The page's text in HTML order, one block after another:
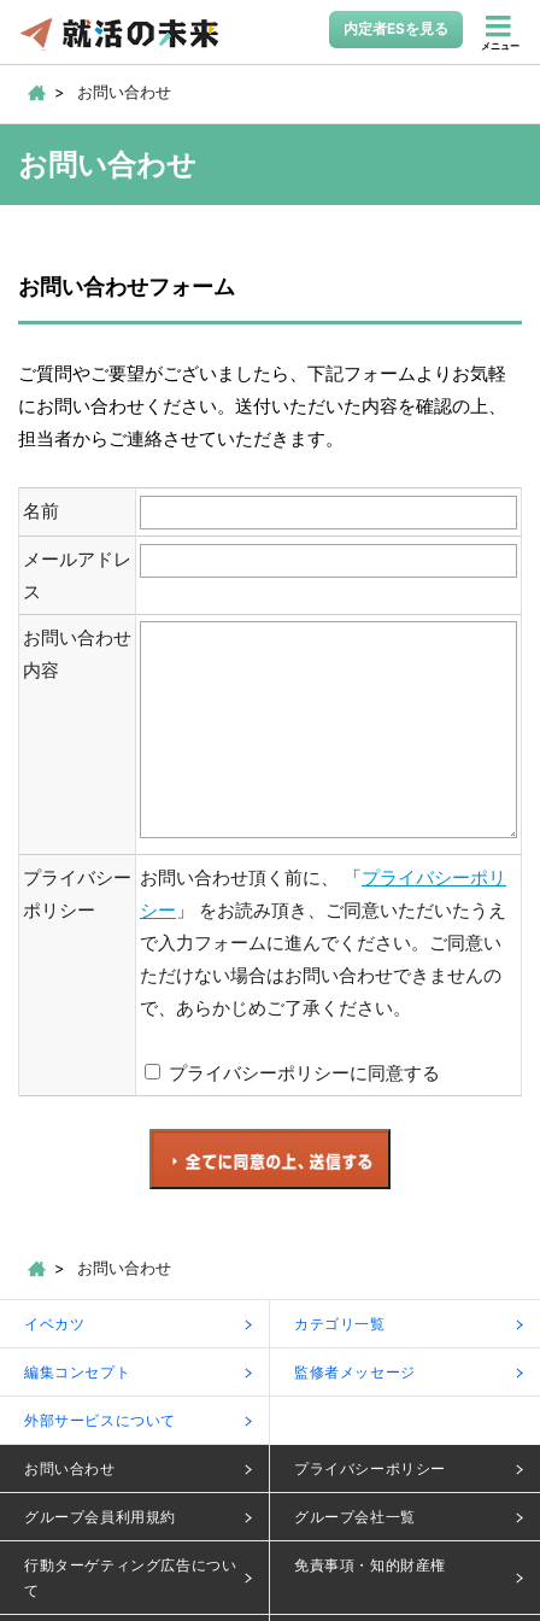
内定者ESを見る
メニュー
お問い合わせ
お問い合わせ
お問い合わせフォーム
ご質問やご要望がございましたら、下記フォームよりお気軽
にお問い合わせください。送付いただいた内容を確認の上、
担当者からご連絡させていただきます。
名前
メールアドレ
ス
お問い合わせ
内容
プライバシー
ポリシー
お問い合わせ頂く前に、 「プライバシーポリ
シー 」 をお読み頂き、ご同意いただいたうえ
で入力フォームに進んでください。ご同意い
ただけない場合はお問い合わせできませんの
で、あらかじめご了承ください。
プライバシーポリシーに同意する
お問い合わせ
イベカツ カテゴリ一覧
編集コンセプト 監修者メッセージ
外部サービスについて
お問い合わせ プライバシーポリシー
グループ会員利用規約 グループ会社一覧
行動ターゲティング広告につい
て
免責事項・知的財産権